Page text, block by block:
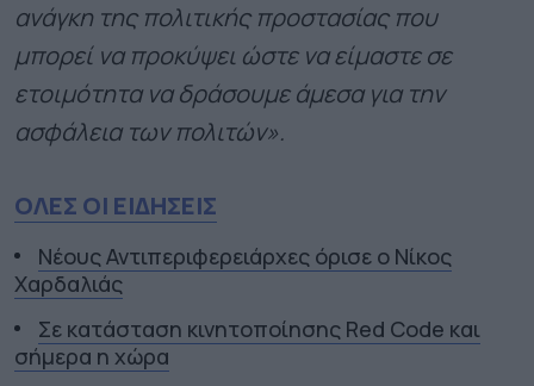
ανάγκη της πολιτικής προστασίας που
μπορεί να προκύψει ώστε να είμαστε σε
ετοιμότητα να δράσουμε άμεσα για την
ασφάλεια των πολιτών».
ΟΛΕΣ ΟΙ ΕΙΔΗΣΕΙΣ
Νέους Αντιπεριφερειάρχες όρισε ο Νίκος
Χαρδαλιάς
Σε κατάσταση κινητοποίησης Red Code και
σήμερα η χώρα